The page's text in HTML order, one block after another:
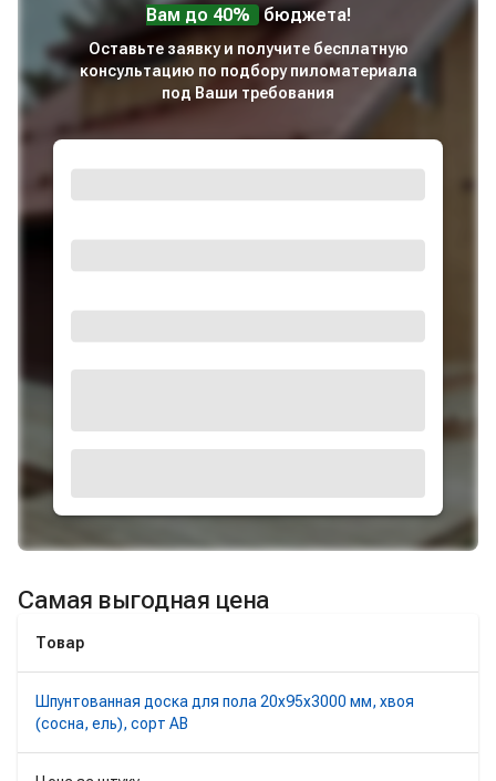
Вам до 40%
бюджета!
Оставьте заявку и получите бесплатную
консультацию по подбору пиломатериала
под Ваши требования
Самая выгодная цена
Товар
Шпунтованная доска для пола 20х95х3000 мм, хвоя
(сосна, ель), сорт AB